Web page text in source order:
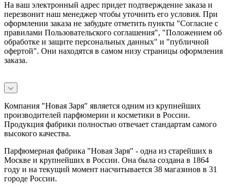
На ваш электронный адрес придет подтверждение заказа и
перезвонит наш менеджер чтобы уточнить его условия. При
оформлении заказа не забудьте отметить пункты "Согласие с
правилами Пользовательского соглашения", "Положением об
обработке и защите персональных данных" и "публичной
офертой". Они находятся в самом низу страницы оформления
заказа.
Компания "Новая Заря" является одним из крупнейших
производителей парфюмерии и косметики в России.
Продукция фабрики полностью отвечает стандартам самого
высокого качества.
Парфюмерная фабрика "Новая Заря" - одна из старейших в
Москве и крупнейших в России. Она была создана в 1864
году и на текущий момент насчитывается 38 магазинов в 31
городе России.